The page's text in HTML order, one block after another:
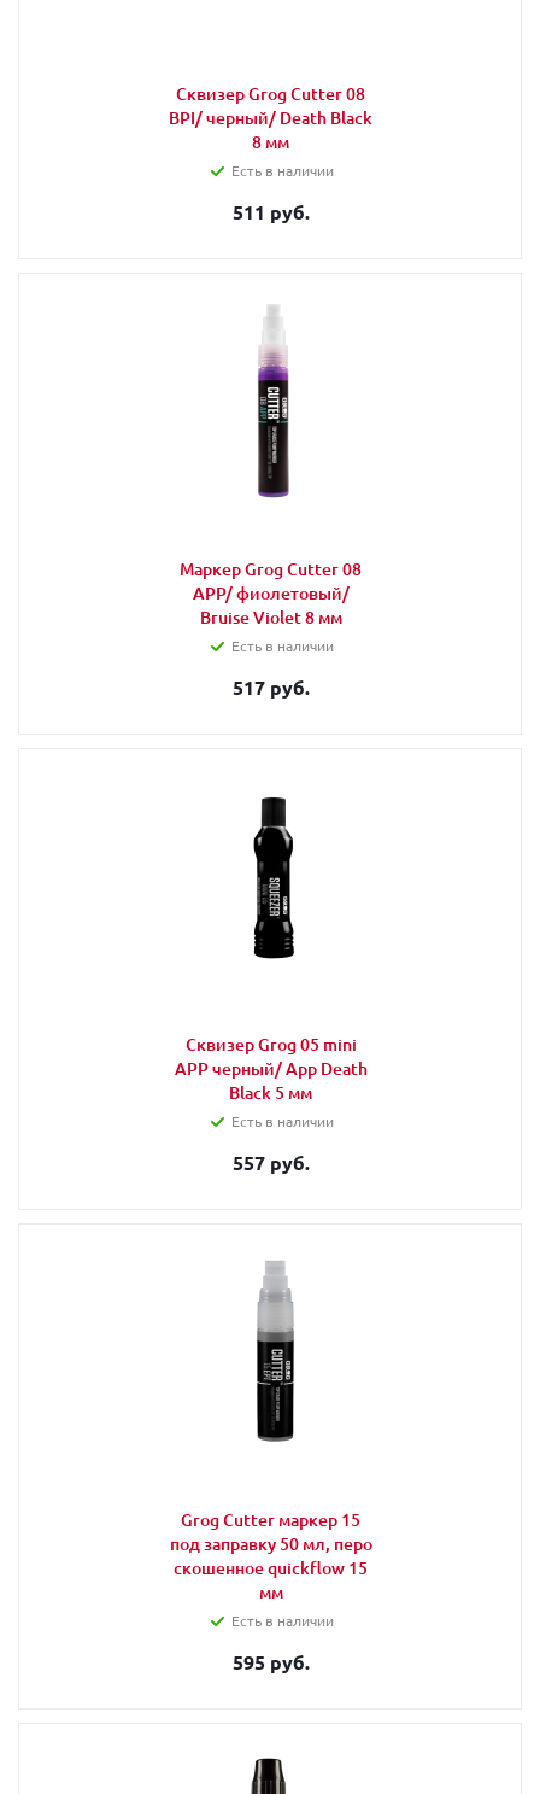
Сквизер Grog Cutter 08
BPI/ черный/ Death Black
8 мм
Есть в наличии
511 руб.
Маркер Grog Cutter 08
APP/ фиолетовый/
Bruise Violet 8 мм
Есть в наличии
517 руб.
Сквизер Grog 05 mini
APP черный/ App Death
Black 5 мм
Есть в наличии
557 руб.
Grog Cutter маркер 15
под заправку 50 мл, перо
скошенное quickflow 15
мм
Есть в наличии
595 руб.